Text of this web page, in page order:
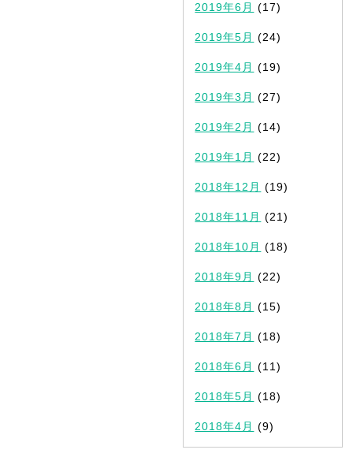
2019年6月 (17)
2019年5月 (24)
2019年4月 (19)
2019年3月 (27)
2019年2月 (14)
2019年1月 (22)
2018年12月 (19)
2018年11月 (21)
2018年10月 (18)
2018年9月 (22)
2018年8月 (15)
2018年7月 (18)
2018年6月 (11)
2018年5月 (18)
2018年4月 (9)